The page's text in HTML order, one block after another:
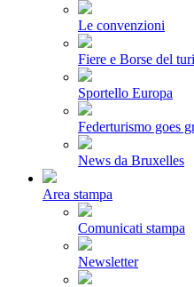
Le convenzioni
Fiere e Borse del
Sportello Europa
Federturismo goes
News da Bruxelles
Area stampa
Comunicati stampa
Newsletter